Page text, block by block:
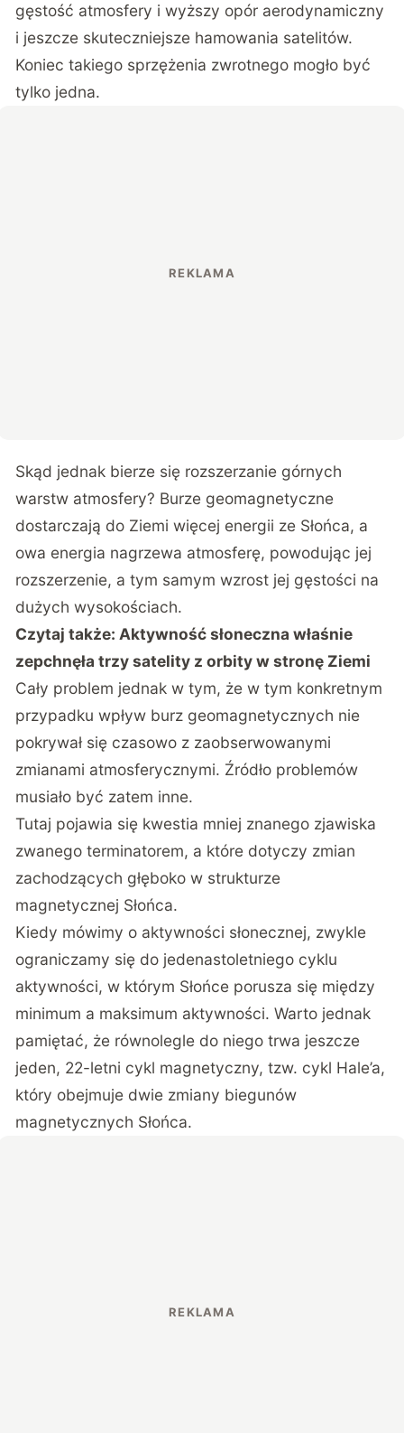
gęstość atmosfery i wyższy opór aerodynamiczny
i jeszcze skuteczniejsze hamowania satelitów.
Koniec takiego sprzężenia zwrotnego mogło być
tylko jedna.
Skąd jednak bierze się rozszerzanie górnych
warstw atmosfery? Burze geomagnetyczne
dostarczają do Ziemi więcej energii ze Słońca, a
owa energia nagrzewa atmosferę, powodując jej
rozszerzenie, a tym samym wzrost jej gęstości na
dużych wysokościach.
Czytaj także: Aktywność słoneczna właśnie
zepchnęła trzy satelity z orbity w stronę Ziemi
Cały problem jednak w tym, że w tym konkretnym
przypadku wpływ burz geomagnetycznych nie
pokrywał się czasowo z zaobserwowanymi
zmianami atmosferycznymi. Źródło problemów
musiało być zatem inne.
Tutaj pojawia się kwestia mniej znanego zjawiska
zwanegoterminatorem, a które dotyczy zmian
zachodzących głęboko w strukturze
magnetycznej Słońca.
Kiedy mówimy o aktywności słonecznej, zwykle
ograniczamy się do jedenastoletniego cyklu
aktywności, w którym Słońce porusza się między
minimum a maksimum aktywności. Warto jednak
pamiętać, że równolegle do niego trwa jeszcze
jeden, 22-letni cykl magnetyczny, tzw. cykl Hale’a,
który obejmuje dwie zmiany biegunów
magnetycznych Słońca.